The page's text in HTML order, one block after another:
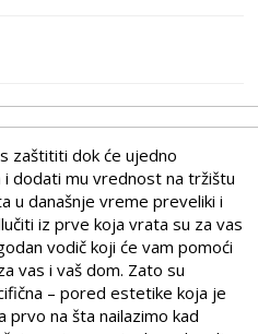
zaštititi dok će ujedno
dodati mu vrednost na tržištu
u današnje vreme preveliki i
iz prve koja vrata su za vas
vodič koji će vam pomoći
vas i vaš dom. Zato su
– pored estetike koja je
na šta nailazimo kad